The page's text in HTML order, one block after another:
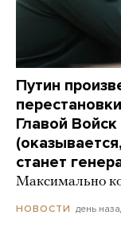
Путин
Главой
станет
Максимально
НОВОСТИ день